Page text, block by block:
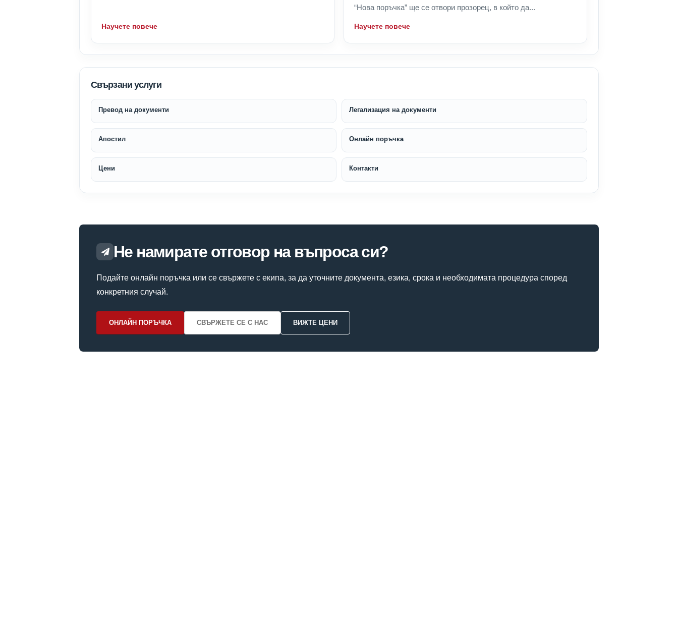
Научете повече
“Нова поръчка” ще се отвори прозорец, в който да...
Научете повече
Свързани услуги
Превод на документи Легализация на документи
Апостил Онлайн поръчка
Цени Контакти
Не намирате отговор на въпроса си?
Подайте онлайн поръчка или се свържете с екипа, за да уточните документа, езика, срока и необходимата процедура според
конкретния случай.
ОНЛАЙН ПОРЪЧКА СВЪРЖЕТЕ СЕ С НАС ВИЖТЕ ЦЕНИ